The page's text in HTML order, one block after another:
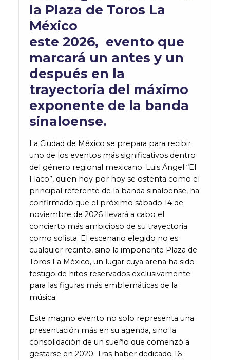
la Plaza de Toros La
México
este 2026, evento que
marcará un antes y un
después en la
trayectoria del máximo
exponente de la banda
sinaloense.
La Ciudad de México se prepara para recibir
uno de los eventos más significativos dentro
del género regional mexicano. Luis Ángel “El
Flaco”, quien hoy por hoy se ostenta como el
principal referente de la banda sinaloense, ha
confirmado que el próximo sábado 14 de
noviembre de 2026 llevará a cabo el
concierto más ambicioso de su trayectoria
como solista. El escenario elegido no es
cualquier recinto, sino la imponente Plaza de
Toros La México, un lugar cuya arena ha sido
testigo de hitos reservados exclusivamente
para las figuras más emblemáticas de la
música.
Este magno evento no solo representa una
presentación más en su agenda, sino la
consolidación de un sueño que comenzó a
gestarse en 2020. Tras haber dedicado 16